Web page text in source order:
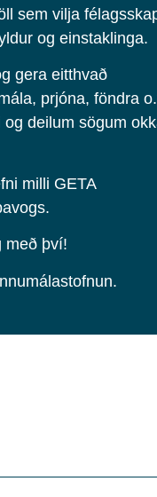
sem vilja
og einstaklinga.
gera eitthvað
prjóna, föndra
deilum sögum
milli GETA
með því!